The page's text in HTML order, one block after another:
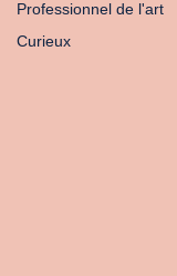
Professionnel de l'art
Curieux